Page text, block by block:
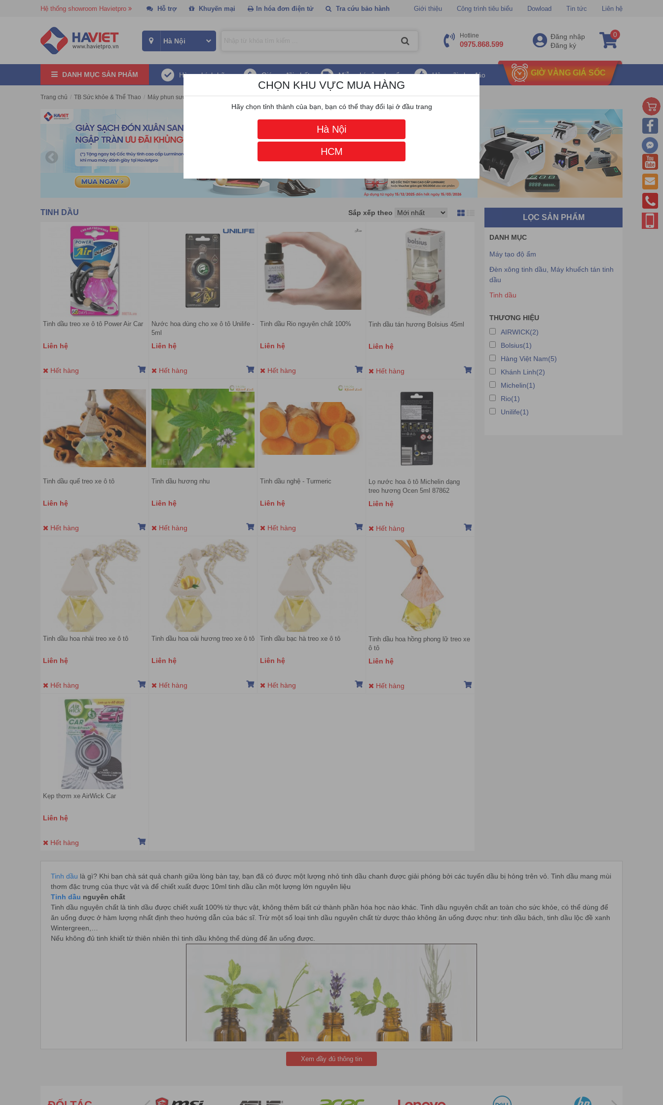
Hệ thống showroom Havietpro Hỗ trợ Khuyến mại In hóa đơn điện tử Tra cứu bảo hành Giới thiệu Công trình tiêu biểu Dowload Tin tức Liên hệ
Hotline
0975.868.599
Đăng nhập
Đăng ký
0
DANH MỤC SẢN PHẨM Hàng chính hãng Giá ưu đãi nhất Miễn phí vận chuyển Hậu mãi chu đáo GIỜ VÀNG GIÁ SỐC
Trang chủ / TB Sức khỏe & Thể Thao / Máy phun sương / Tinh dầu
TINH DẦU Sắp xếp theo
Tinh dầu treo xe ô tô Power Air Car
Liên hệ
Hết hàng
Nước hoa dùng cho xe ô tô Unilife -
5ml
Liên hệ
Hết hàng
Tinh dầu Rio nguyên chất 100%
Liên hệ
Hết hàng
Tinh dầu tán hương Bolsius 45ml
Liên hệ
Hết hàng
Tinh dầu quế treo xe ô tô
Liên hệ
Hết hàng
Tinh dầu hương nhu
Liên hệ
Hết hàng
Tinh dầu nghệ - Turmeric
Liên hệ
Hết hàng
Lọ nước hoa ô tô Michelin dạng
treo hương Ocen 5ml 87862
Liên hệ
Hết hàng
Tinh dầu hoa nhài treo xe ô tô
Liên hệ
Hết hàng
Tinh dầu hoa oải hương treo xe ô tô
Liên hệ
Hết hàng
Tinh dầu bạc hà treo xe ô tô
Liên hệ
Hết hàng
Tinh dầu hoa hồng phong lữ treo xe
ô tô
Liên hệ
Hết hàng
Kẹp thơm xe AirWick Car
Liên hệ
Hết hàng
LỌC SẢN PHẨM
DANH MỤC
Máy tạo độ ẩm
Đèn xông tinh dầu, Máy khuếch tán tinh
dầu
Tinh dầu
THƯƠNG HIỆU
AIRWICK(2)
Bolsius(1)
Hàng Việt Nam(5)
Khánh Linh(2)
Michelin(1)
Rio(1)
Unilife(1)
Tinh dầu là gì? Khi bạn chà sát quả chanh giữa lòng bàn tay, bạn đã có được một lượng nhỏ tinh dầu chanh được giải phóng bởi các tuyến dầu bị hỏng trên vỏ. Tinh dầu mang mùi
thơm đặc trưng của thực vật và để chiết xuất được 10ml tinh dầu cần một lượng lớn nguyên liệu
Tinh dầu nguyên chất
Tinh dầu nguyên chất là tinh dầu được chiết xuất 100% từ thực vật, không thêm bất cứ thành phần hóa học nào khác. Tinh dầu nguyên chất an toàn cho sức khỏe, có thể dùng để
ăn uống được ở hàm lượng nhất định theo hướng dẫn của bác sĩ. Trừ một số loại tinh dầu nguyên chất từ dược thảo không ăn uống được như: tinh dầu bách, tinh dầu lộc đề xanh
Wintergreen,…
Nếu không đủ tinh khiết từ thiên nhiên thì tinh dầu không thể dùng để ăn uống được.
Xem đầy đủ thông tin
CHỌN KHU VỰC MUA HÀNG
Hãy chọn tỉnh thành của bạn, bạn có thể thay đổi lại ở đầu trang
Hà Nội
HCM